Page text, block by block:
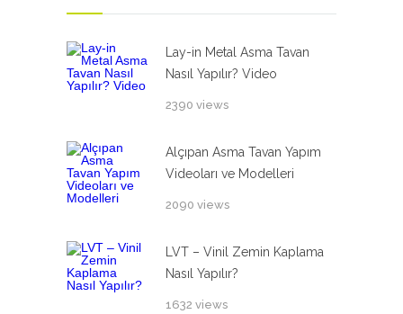
Lay-in Metal Asma Tavan
Nasıl Yapılır? Video
2390 views
Alçıpan Asma Tavan Yapım
Videoları ve Modelleri
2090 views
LVT – Vinil Zemin Kaplama
Nasıl Yapılır?
1632 views